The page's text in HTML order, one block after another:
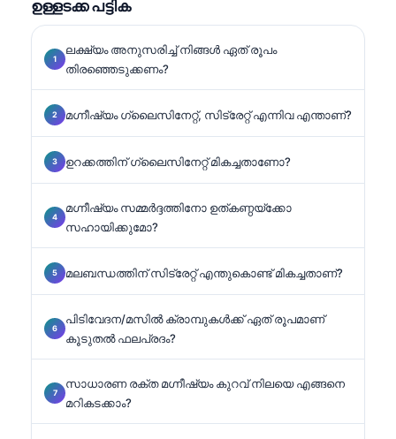
## (continued).
ഉള്ളടക്ക പട്ടിക
ലക്ഷ്യം അനുസരിച്ച് നിങ്ങൾ ഏത് രൂപം
തിരഞ്ഞെടുക്കണം?
മഗ്നീഷ്യം ഗ്ലൈസിനേറ്റ്, സിട്രേറ്റ് എന്നിവ എന്താണ്?
ഉറക്കത്തിന് ഗ്ലൈസിനേറ്റ് മികച്ചതാണോ?
മഗ്നീഷ്യം സമ്മർദ്ദത്തിനോ ഉത്കണ്ഠയ്ക്കോ
സഹായിക്കുമോ?
മലബന്ധത്തിന് സിട്രേറ്റ് എന്തുകൊണ്ട് മികച്ചതാണ്?
പിടിവേദന/മസിൽ ക്രാമ്പുകൾക്ക് ഏത് രൂപമാണ്
കൂടുതൽ ഫലപ്രദം?
സാധാരണ രക്ത മഗ്നീഷ്യം കുറവ് നിലയെ എങ്ങനെ
മറികടക്കാം?